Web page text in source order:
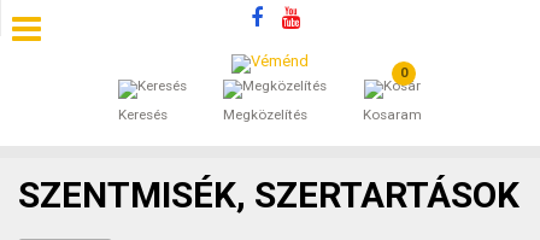
Keresés Megközelítés
0
Kosaram
SZÁLLÁSOK
ÁLTALÁNOS SZERZŐDÉSI FELTÉTELEK
SZENTMISÉK, SZERTARTÁSOK